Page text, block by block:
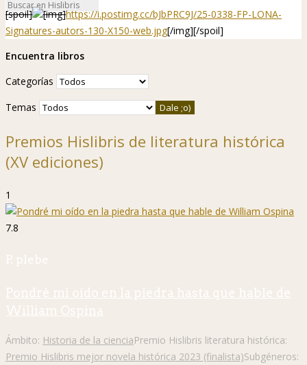
[spoil]
[img]https://i.postimg.cc/bJbPRC9J/25-0338-FP-LONA-
Signatures-autors-130-X150-web.jpg[/img][/spoil]
Encuentra libros
Categorías
Temas
Premios Hislibris de literatura histórica
(XV ediciones)
1
7.8
P. plebe
Pondré mi oído en la piedra hasta que hable de
William Ospina
Ámbito: Historia de la cienciaPremio Hislibris literatura histórica:
Premio Hislibris mejor novela histórica 2023 (finalista)Subgéneros: